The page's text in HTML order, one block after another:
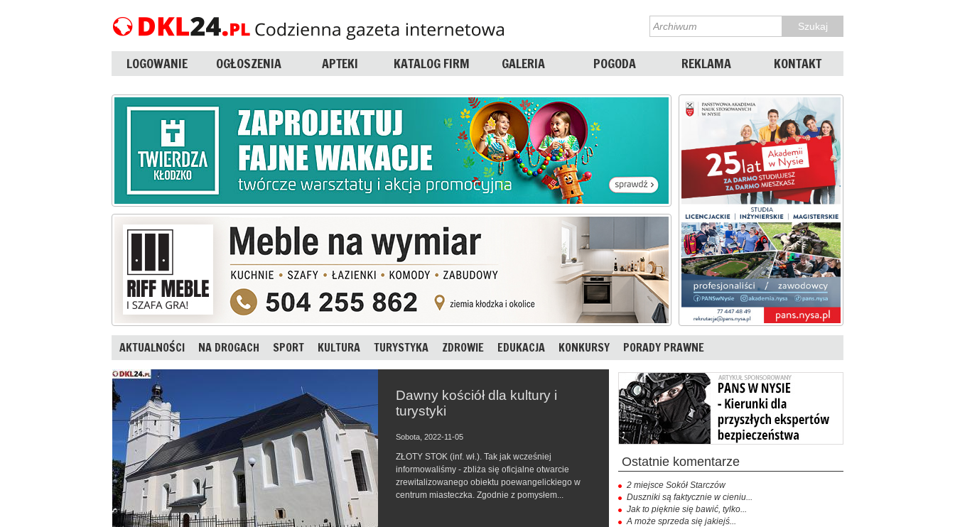
LOGOWANIE OGŁOSZENIA APTEKI KATALOG FIRM GALERIA POGODA REKLAMA KONTAKT
AKTUALNOŚCI NA DROGACH SPORT KULTURA TURYSTYKA ZDROWIE EDUKACJA KONKURSY PORADY PRAWNE
Dawny kościół dla kultury i
turystyki
Sobota, 2022-11-05
ZŁOTY STOK (inf. wł.). Tak jak wcześniej
informowaliśmy - zbliża się oficjalne otwarcie
zrewitalizowanego obiektu poewangelickiego w
centrum miasteczka. Zgodnie z pomysłem...
ostatnie komentarze
2 miejsce Sokół Starczów
Duszniki są faktycznie w cieniu...
Jak to pięknie się bawić, tylko...
A może sprzeda się jakiejś...